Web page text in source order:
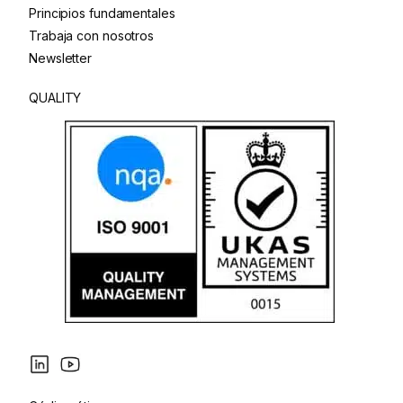
Principios fundamentales
Trabaja con nosotros
Newsletter
QUALITY